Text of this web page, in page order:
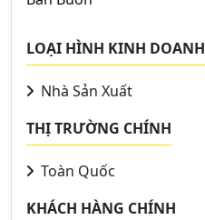
LOẠI HÌNH KINH DOANH
Nhà Sản Xuất
THỊ TRƯỜNG CHÍNH
Toàn Quốc
KHÁCH HÀNG CHÍNH